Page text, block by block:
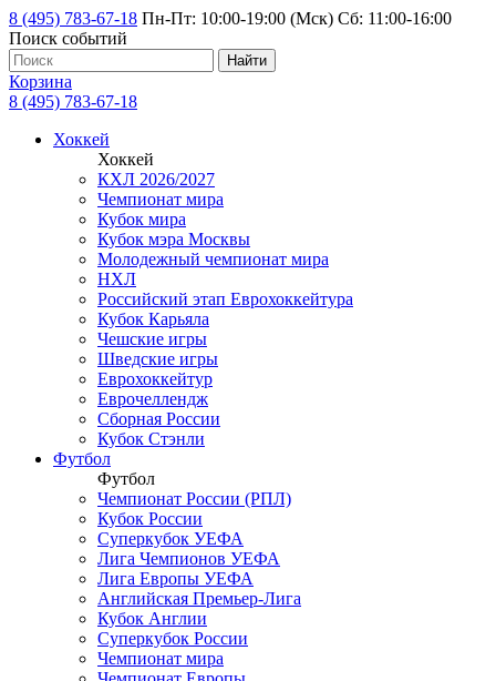
8 (495) 783-67-18 Пн-Пт: 10:00-19:00 (Мск) Сб: 11:00-16:00
Поиск событий
Найти
Корзина
8 (495) 783-67-18
Хоккей
Хоккей
КХЛ 2026/2027
Чемпионат мира
Кубок мира
Кубок мэра Москвы
Молодежный чемпионат мира
НХЛ
Российский этап Еврохоккейтура
Кубок Карьяла
Чешские игры
Шведские игры
Еврохоккейтур
Еврочеллендж
Сборная России
Кубок Стэнли
Футбол
Футбол
Чемпионат России (РПЛ)
Кубок России
Суперкубок УЕФА
Лига Чемпионов УЕФА
Лига Европы УЕФА
Английская Премьер-Лига
Кубок Англии
Суперкубок России
Чемпионат мира